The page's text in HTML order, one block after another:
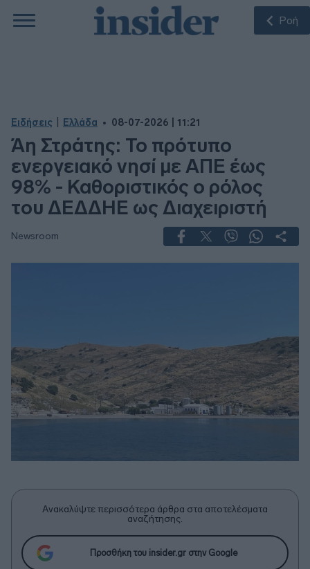
Ροή
Ειδήσεις Ελλάδα 08-07-2026 | 11:21
Άη Στράτης: Το πρότυπο
ενεργειακό νησί με ΑΠΕ έως
98% - Καθοριστικός ο ρόλος
του ΔΕΔΔΗΕ ως Διαχειριστή
Newsroom
Ανακαλύψτε περισσότερα άρθρα στα αποτελέσματα
αναζήτησης.
Προσθήκη του insider.gr στην Google